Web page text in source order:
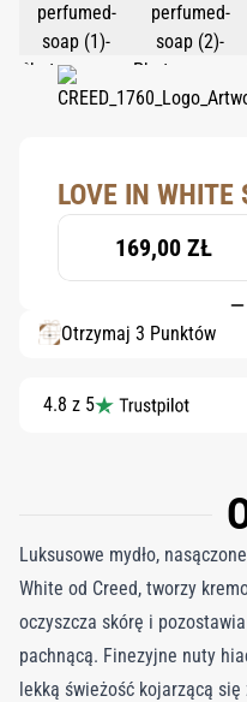
LOVE IN WHITE
169,00 ZŁ
Otrzymaj 3 Punktów
4.8 z 5
Luksusowe mydło,
White od Creed, tworzy
oczyszcza skórę i
pachnącą. Finezyjne nuty
lekką świeżość kojarzącą